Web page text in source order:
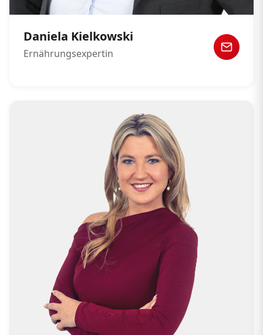
Daniela Kielkowski
Ernährungsexpertin